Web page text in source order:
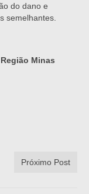
do dano e
semelhantes.
Minas
Próximo Post